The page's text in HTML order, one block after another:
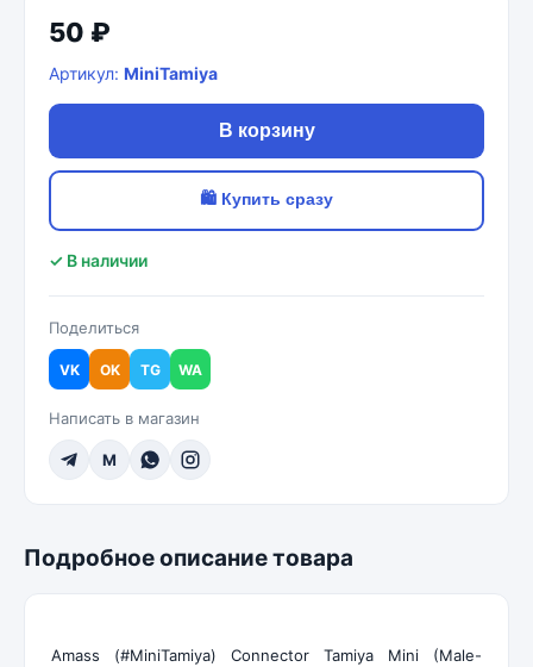
50 ₽
Артикул: MiniTamiya
В корзину
🛍 Купить сразу
✓ В наличии
Поделиться
VK OK TG WA
Написать в магазин
M
Подробное описание товара
Amass (#MiniTamiya) Connector Tamiya Mini (Male-